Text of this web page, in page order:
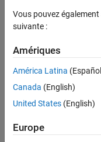
Vous pouvez
suivante :
Amériques
América Latina
Canada (English)
United States (English)
Europe